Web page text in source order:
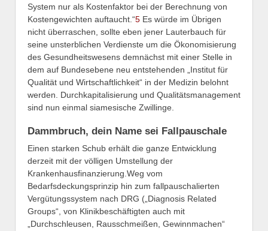
System nur als Kostenfaktor bei der Berechnung von
Kostengewichten auftaucht.“5 Es würde im Übrigen
nicht überraschen, sollte eben jener Lauterbauch für
seine unsterblichen Verdienste um die Ökonomisierung
des Gesundheitswesens demnächst mit einer Stelle in
dem auf Bundesebene neu entstehenden „Institut für
Qualität und Wirtschaftlichkeit“ in der Medizin belohnt
werden. Durchkapitalisierung und Qualitätsmanagement
sind nun einmal siamesische Zwillinge.
Dammbruch, dein Name sei Fallpauschale
Einen starken Schub erhält die ganze Entwicklung
derzeit mit der völligen Umstellung der
Krankenhausfinanzierung.Weg vom
Bedarfsdeckungsprinzip hin zum fallpauschalierten
Vergütungssystem nach DRG („Diagnosis Related
Groups“, von Klinikbeschäftigten auch mit
„Durchschleusen, Rausschmeißen, Gewinnmachen“